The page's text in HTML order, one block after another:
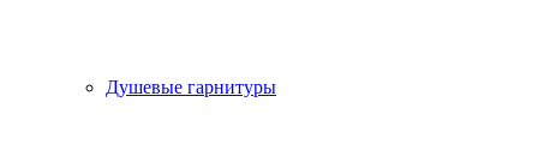
Душевые гарнитуры